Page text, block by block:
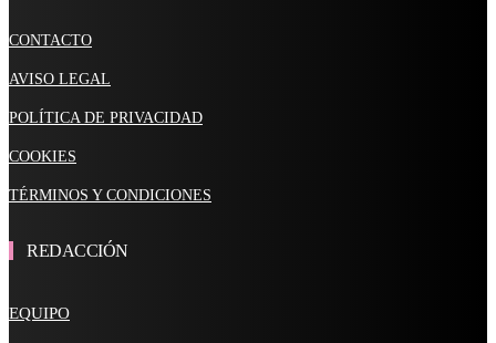
CONTACTO
AVISO LEGAL
POLÍTICA DE PRIVACIDAD
COOKIES
TÉRMINOS Y CONDICIONES
REDACCIÓN
EQUIPO